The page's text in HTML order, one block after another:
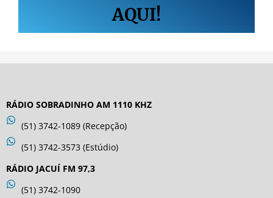
AQUI!
RÁDIO SOBRADINHO AM 1110 KHZ
(51) 3742-1089 (Recepção)
(51) 3742-3573 (Estúdio)
RÁDIO JACUÍ FM 97,3
(51) 3742-1090